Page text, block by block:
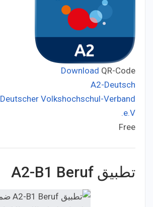
Download QR-Code
A2-Deutsch
Deutscher Volkshochschul-Verband
e.V.
Free
تطبيق A2-B1 Beruf